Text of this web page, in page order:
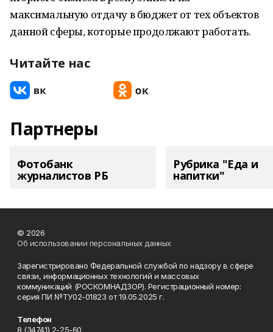
максимальную отдачу в бюджет от тех объектов
данной сферы, которые продолжают работать.
Читайте нас
Партнеры
Фотобанк
журналистов РБ
Рубрика "Еда и
напитки"
© 2026
Об использовании персональных данных
Зарегистрировано Федеральной службой по надзору в сфере
связи, информационных технологий и массовых
коммуникаций (РОСКОМНАДЗОР). Регистрационный номер:
серия ПИ №ТУ02-01823 от 19.05.2025 г.
Телефон
8 (34741) 2-25-60